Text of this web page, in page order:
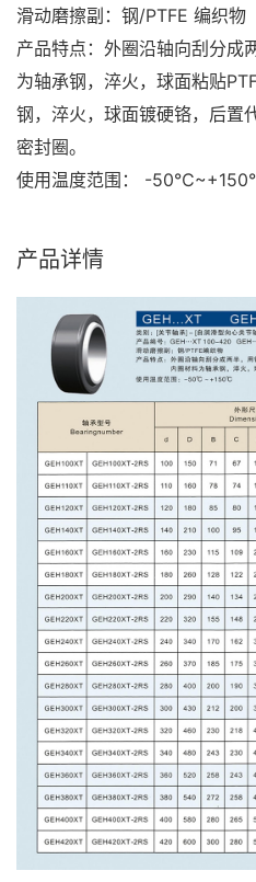
滑动磨擦副：钢/PTFE 编织物
产品特点：外圈沿轴向刮分成
为轴承钢，淬火，球面粘贴
钢，淬火，球面镀硬铬，后置
密封圈。
使用温度范围： -
产品详情